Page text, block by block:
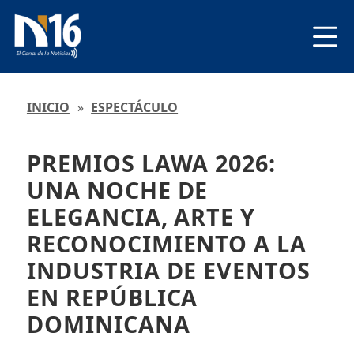
INICIO » ESPECTÁCULO
PREMIOS LAWA 2026:
UNA NOCHE DE
ELEGANCIA, ARTE Y
RECONOCIMIENTO A LA
INDUSTRIA DE EVENTOS
EN REPÚBLICA
DOMINICANA